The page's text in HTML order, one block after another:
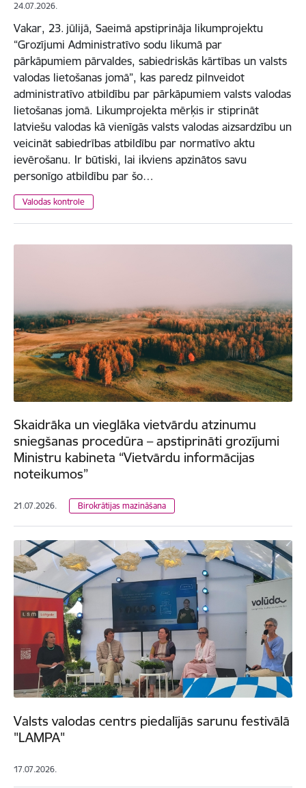
24.07.2026.
Vakar, 23. jūlijā, Saeimā apstiprināja likumprojektu
“Grozījumi Administratīvo sodu likumā par
pārkāpumiem pārvaldes, sabiedriskās kārtības un valsts
valodas lietošanas jomā”, kas paredz pilnveidot
administratīvo atbildību par pārkāpumiem valsts valodas
lietošanas jomā. Likumprojekta mērķis ir stiprināt
latviešu valodas kā vienīgās valsts valodas aizsardzību un
veicināt sabiedrības atbildību par normatīvo aktu
ievērošanu. Ir būtiski, lai ikviens apzinātos savu
personīgo atbildību par šo…
Valodas kontrole
Skaidrāka un vieglāka vietvārdu atzinumu
sniegšanas procedūra – apstiprināti grozījumi
Ministru kabineta “Vietvārdu informācijas
noteikumos”
21.07.2026. Birokrātijas mazināšana
Valsts valodas centrs piedalījās sarunu festivālā
"LAMPA"
17.07.2026.